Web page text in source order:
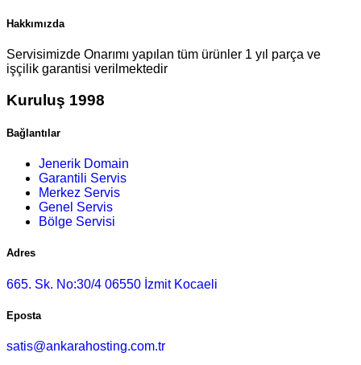
Hakkımızda
Servisimizde Onarımı yapılan tüm ürünler 1 yıl parça ve
işçilik garantisi verilmektedir
Kuruluş 1998
Bağlantılar
Jenerik Domain
Garantili Servis
Merkez Servis
Genel Servis
Bölge Servisi
Adres
665. Sk. No:30/4 06550 İzmit Kocaeli
Eposta
satis@ankarahosting.com.tr